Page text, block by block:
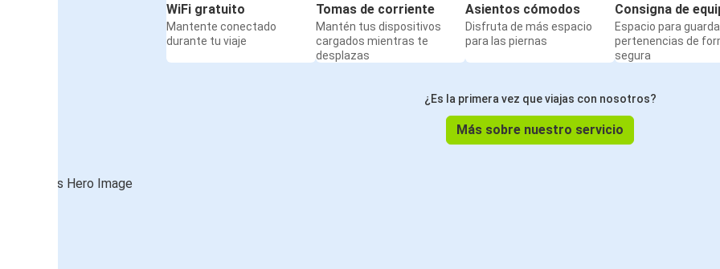
WiFi gratuito
Mantente conectado
durante tu viaje
Tomas de corriente
Mantén tus dispositivos
cargados mientras te
desplazas
Asientos cómodos
Disfruta de más espacio
para las piernas
Consigna de
Espacio para
pertenencias de
segura
¿Es la primera vez que viajas con nosotros?
Más sobre nuestro servicio